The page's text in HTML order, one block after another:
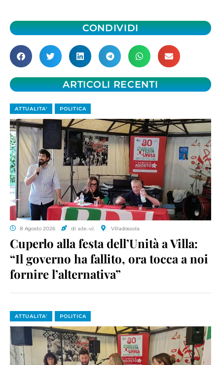
CONDIVIDI
ARTICOLI RECENTI
ATTUALITA' POLITICA
8 Agosto 2026 di a.te.-v.l. Villadossola
Cuperlo alla festa dell’Unità a Villa:
“Il governo ha fallito, ora tocca a noi
fornire l’alternativa”
ATTUALITA' POLITICA